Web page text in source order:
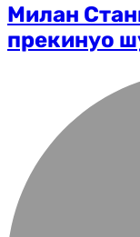
Милан
прекинуо